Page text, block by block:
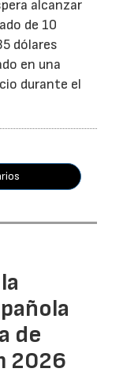
alcanzar
de 10
dólares
en una
durante el
de
2026